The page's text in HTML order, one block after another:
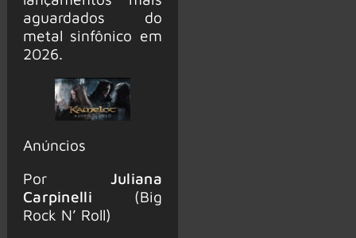
aguardados do
metal sinfônico em
2026.
Anúncios
Por Juliana
Carpinelli (Big
Rock N’ Roll)